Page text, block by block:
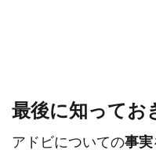
最後に知ってお
アドビについての事実